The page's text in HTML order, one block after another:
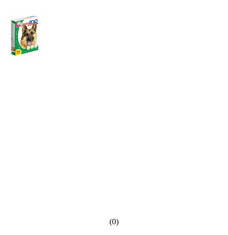
(0)